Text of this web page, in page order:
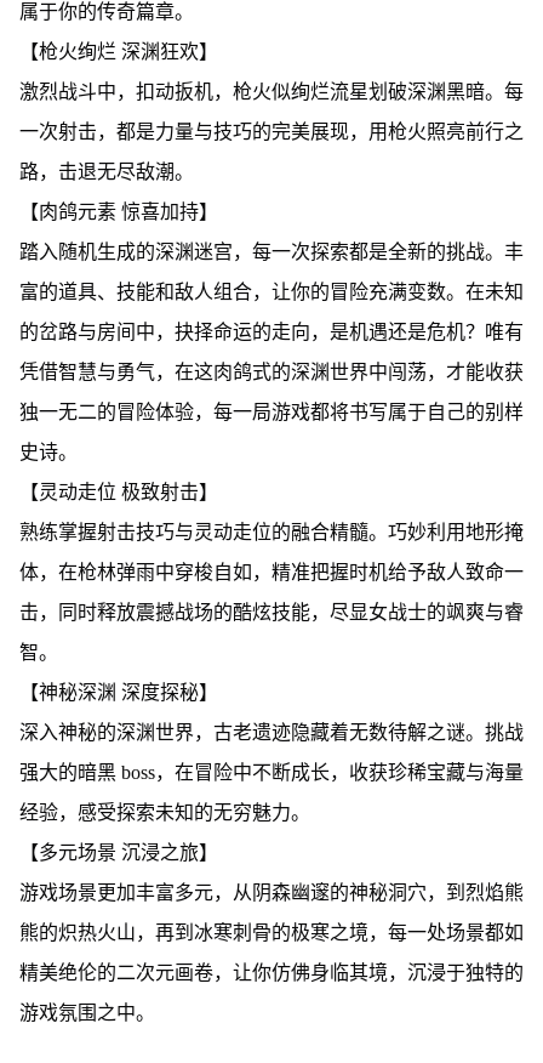
属于你的传奇篇章。
【枪火绚烂 深渊狂欢】
激烈战斗中，扣动扳机，枪火似绚烂流星划破深渊黑暗。每
一次射击，都是力量与技巧的完美展现，用枪火照亮前行之
路，击退无尽敌潮。
【肉鸽元素 惊喜加持】
踏入随机生成的深渊迷宫，每一次探索都是全新的挑战。丰
富的道具、技能和敌人组合，让你的冒险充满变数。在未知
的岔路与房间中，抉择命运的走向，是机遇还是危机？唯有
凭借智慧与勇气，在这肉鸽式的深渊世界中闯荡，才能收获
独一无二的冒险体验，每一局游戏都将书写属于自己的别样
史诗。
【灵动走位 极致射击】
熟练掌握射击技巧与灵动走位的融合精髓。巧妙利用地形掩
体，在枪林弹雨中穿梭自如，精准把握时机给予敌人致命一
击，同时释放震撼战场的酷炫技能，尽显女战士的飒爽与睿
智。
【神秘深渊 深度探秘】
深入神秘的深渊世界，古老遗迹隐藏着无数待解之谜。挑战
强大的暗黑 boss，在冒险中不断成长，收获珍稀宝藏与海量
经验，感受探索未知的无穷魅力。
【多元场景 沉浸之旅】
游戏场景更加丰富多元，从阴森幽邃的神秘洞穴，到烈焰熊
熊的炽热火山，再到冰寒刺骨的极寒之境，每一处场景都如
精美绝伦的二次元画卷，让你仿佛身临其境，沉浸于独特的
游戏氛围之中。